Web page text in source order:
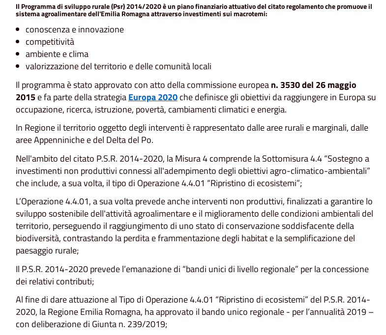
Il Programma di sviluppo rurale (Psr) 2014/2020 è un piano finanziario attuativo del citato regolamento che promuove il
sistema agroalimentare dell'Emilia Romagna attraverso investimenti sui macrotemi:
conoscenza e innovazione
competitività
ambiente e clima
valorizzazione del territorio e delle comunità locali
Il programma è stato approvato con atto della commissione european. 3530 del 26 maggio
2015e fa parte della strategiaEuropa 2020che definisce gli obiettivi da raggiungere in Europa su
occupazione, ricerca, istruzione, povertà, cambiamenti climatici e energia.
In Regione il territorio oggetto degli interventi è rappresentato dalle aree rurali e marginali, dalle
aree Appenniniche e del Delta del Po.
Nell'ambito del citato P.S.R. 2014-2020, la Misura 4 comprende la Sottomisura 4.4 “Sostegno a
investimenti non produttivi connessi all'adempimento degli obiettivi agro-climatico-ambientali”
che include, a sua volta, il tipo di Operazione 4.4.01 “Ripristino di ecosistemi”;
L’Operazione 4.4.01, a sua volta prevede anche interventi non produttivi, finalizzati a garantire lo
sviluppo sostenibile dell'attività agroalimentare e il miglioramento delle condizioni ambientali del
territorio, perseguendo il raggiungimento di uno stato di conservazione soddisfacente della
biodiversità, contrastando la perdita e frammentazione degli habitat e la semplificazione del
paesaggio rurale;
Il P.S.R. 2014-2020 prevede l’emanazione di “bandi unici di livello regionale” per la concessione
dei relativi contributi;
Al fine di dare attuazione al Tipo di Operazione 4.4.01 “Ripristino di ecosistemi” del P.S.R. 2014-
2020, la Regione Emilia Romagna, ha approvato il bando unico regionale - per l’annualità 2019 –
con deliberazione di Giunta n. 239/2019;